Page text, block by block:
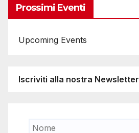
Prossimi Eventi
Upcoming Events
Iscriviti alla nostra Newsletter